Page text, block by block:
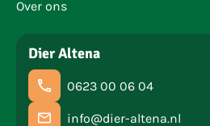
Over ons
Dier Altena
0623 00 06 04
info@dier-altena.nl